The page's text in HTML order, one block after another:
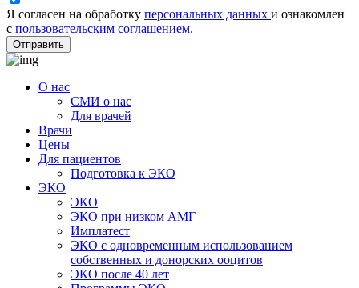
Я согласен на обработку персональных данных и ознакомлен
с пользовательским соглашением.
Отправить
О нас
СМИ о нас
Для врачей
Врачи
Цены
Для пациентов
Подготовка к ЭКО
ЭКО
ЭКО
ЭКО при низком АМГ
Имплатест
ЭКО с одновременным использованием
собственных и донорских ооцитов
ЭКО после 40 лет